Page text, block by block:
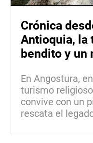
Crónica
Antioquia, la
bendito y un
En Angostura,
turismo
convive con un
rescata el